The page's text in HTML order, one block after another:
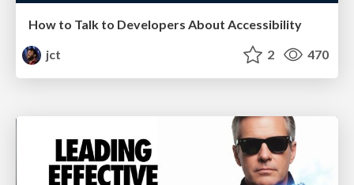
How to Talk to Developers About Accessibility
jct
2 470